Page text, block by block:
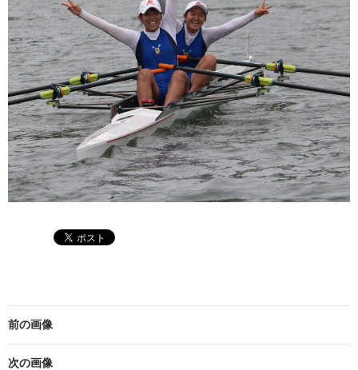
前の画像
次の画像